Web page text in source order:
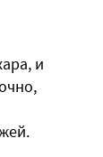
и